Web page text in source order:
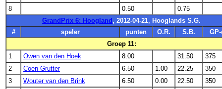
8
0.50
0.75
GrandPrix 6: Hoogland , 2012-04-21, Hooglands S.G.
#
speler punten O.R. S.B.
Groep 11:
1
Owen van den Hoek 8.00 31.50
375
2
Coen Grutter 6.50 1.00 22.25
350
3
Wouter van den Brink 6.50 0.00 22.50
350